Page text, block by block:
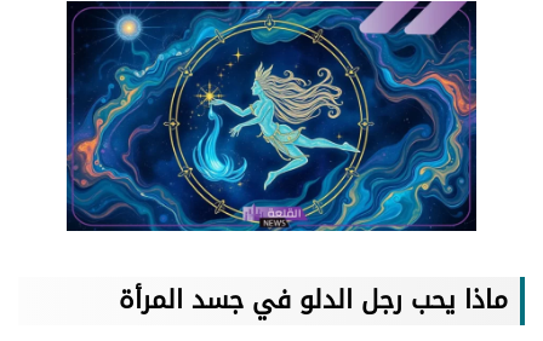
ماذا يحب رجل الدلو في جسد المرأة